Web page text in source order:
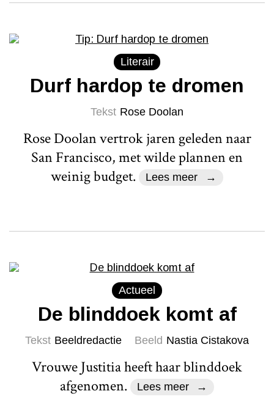
Literair
Durf hardop te dromen
Tekst Rose Doolan
Rose Doolan vertrok jaren geleden naar
San Francisco, met wilde plannen en
weinig budget.
Lees meer
Actueel
De blinddoek komt af
Tekst Beeldredactie Beeld Nastia Cistakova
Vrouwe Justitia heeft haar blinddoek
afgenomen.
Lees meer